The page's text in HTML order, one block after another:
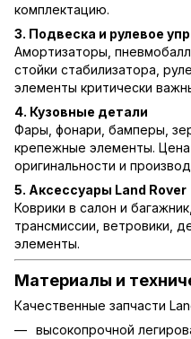
комплектацию.
3. Подвеска и рулевое
Амортизаторы,
стойки стабилизатора,
элементы критически
4. Кузовные детали
Фары, фонари, бамперы,
крепежные элементы. Цена
оригинальности и
5. Аксессуары Land Rover
Коврики в салон и
трансмиссии, ветровики,
элементы.
Материалы и
Качественные запчасти
высокопрочной